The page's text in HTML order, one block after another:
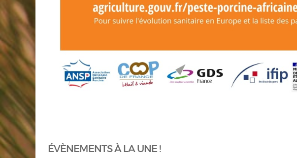
ÉVÈNEMENTS À LA UNE !